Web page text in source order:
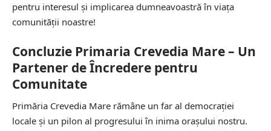
pentru interesul și implicarea dumneavoastră în viața
comunității noastre!
Concluzie Primaria Crevedia Mare – Un
Partener de Încredere pentru
Comunitate
Primăria Crevedia Mare rămâne un far al democrației
locale și un pilon al progresului în inima orașului nostru.